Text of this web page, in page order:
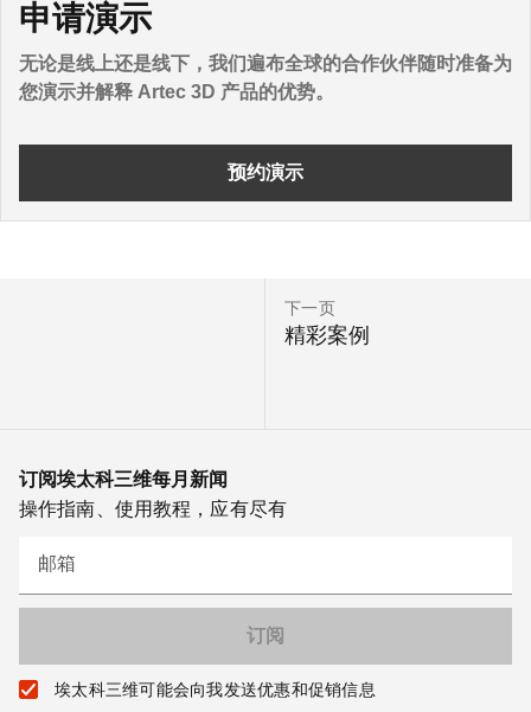
申请演示
无论是线上还是线下，我们遍布全球的合作伙伴随时准备为
您演示并解释 Artec 3D 产品的优势。
预约演示
下一页
精彩案例
订阅埃太科三维每月新闻
操作指南、使用教程，应有尽有
邮箱
埃太科三维可能会向我发送优惠和促销信息